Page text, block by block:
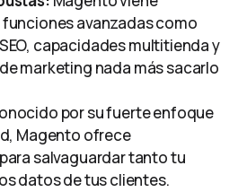
avanzadas como
capacidades multitienda y
marketing nada más sacarlo
por su fuerte enfoque
Magento ofrece
salvaguardar tanto tu
datos de tus clientes.